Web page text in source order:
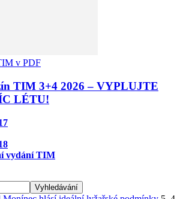
v PDF
TIM 3+4 2026 – VYPLUJTE
LÉTU!
vydání TIM